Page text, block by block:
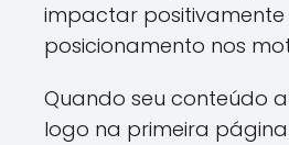
impactar positivamente
posicionamento nos
Quando seu conteúdo
logo na primeira